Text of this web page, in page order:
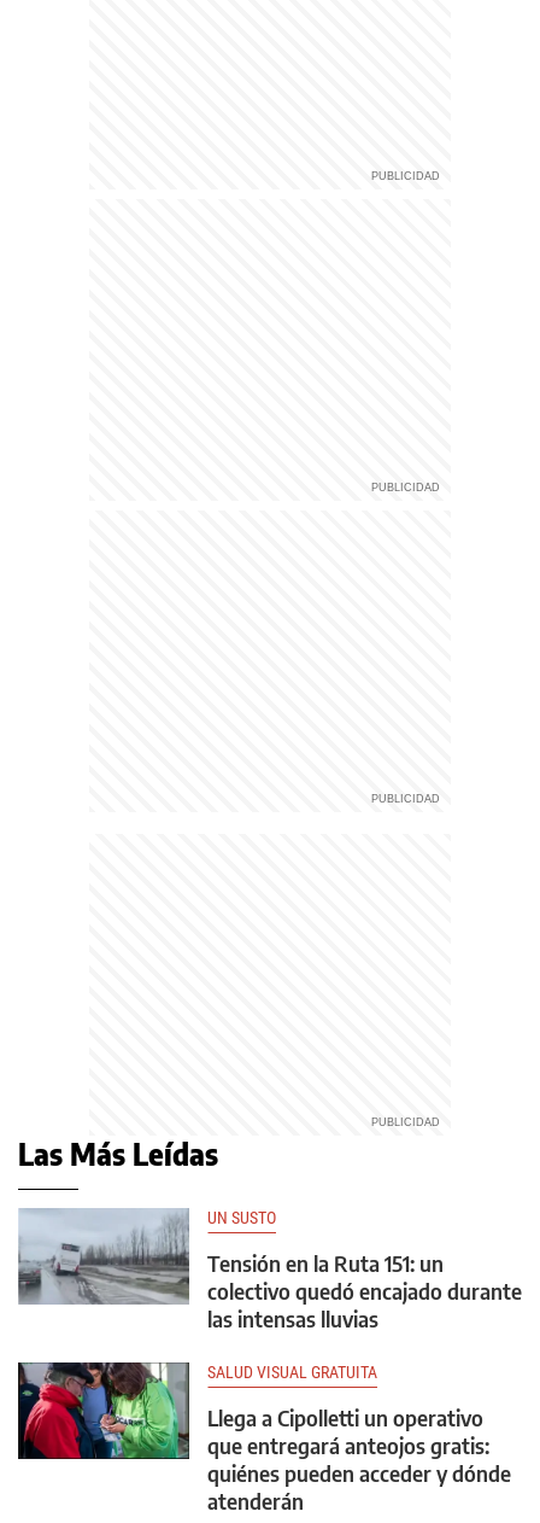
Las Más Leídas
UN SUSTO
Tensión en la Ruta 151: un
colectivo quedó encajado durante
las intensas lluvias
SALUD VISUAL GRATUITA
Llega a Cipolletti un operativo
que entregará anteojos gratis:
quiénes pueden acceder y dónde
atenderán